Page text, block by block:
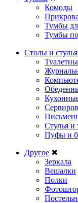
Комоды
Тумбы
Тумбы
Столы и стулья
Стулья и
Пуфы и
Другое ✖
Зеркала
Вешалки
Полки